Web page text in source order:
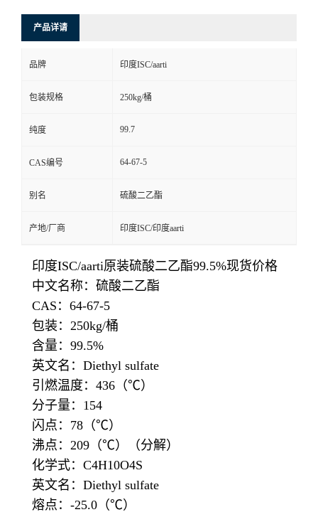
产品详请
品牌 印度ISC/aarti
包装规格 250kg/桶
纯度 99.7
CAS编号 64-67-5
别名 硫酸二乙酯
产地/厂商 印度ISC/印度aarti
印度ISC/aarti原装硫酸二乙酯99.5%现货价格
中文名称：硫酸二乙酯
CAS：64-67-5
包装：250kg/桶
含量：99.5%
英文名：Diethyl sulfate
引燃温度：436（℃）
分子量：154
闪点：78（℃）
沸点：209（℃）（分解）
化学式：C4H10O4S
英文名：Diethyl sulfate
熔点：-25.0（℃）